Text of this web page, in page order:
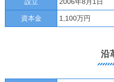
資本金 1,100万円
沿